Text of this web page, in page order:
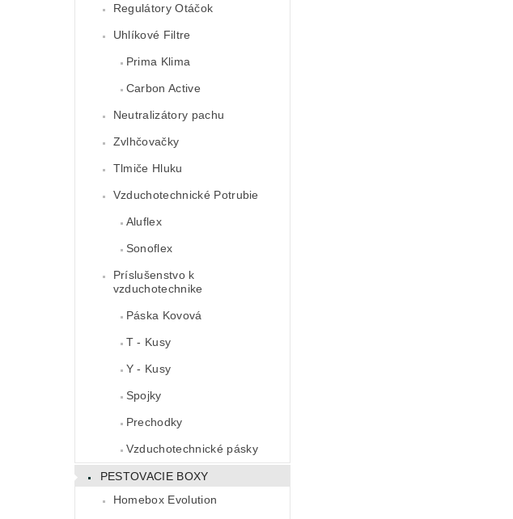
Regulátory Otáčok
Uhlíkové Filtre
Prima Klima
Carbon Active
Neutralizátory pachu
Zvlhčovačky
Tlmiče Hluku
Vzduchotechnické Potrubie
Aluflex
Sonoflex
Príslušenstvo k
vzduchotechnike
Páska Kovová
T - Kusy
Y - Kusy
Spojky
Prechodky
Vzduchotechnické pásky
PESTOVACIE BOXY
Homebox Evolution